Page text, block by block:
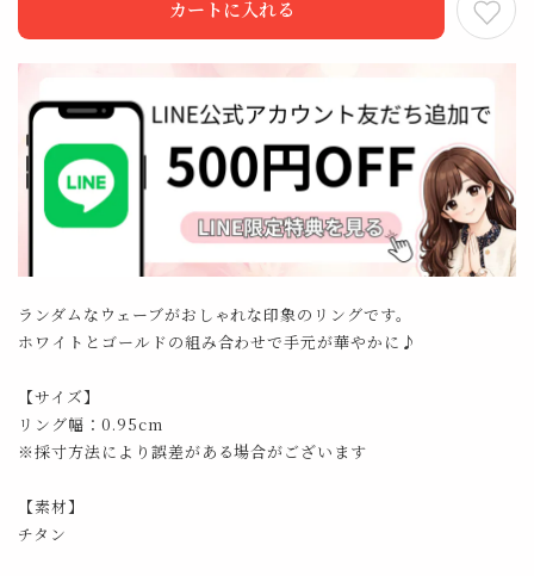
カートに入れる
ランダムなウェーブがおしゃれな印象のリングです。
ホワイトとゴールドの組み合わせで手元が華やかに♪
【サイズ】
リング幅：0.95cm
※採寸方法により誤差がある場合がございます
【素材】
チタン